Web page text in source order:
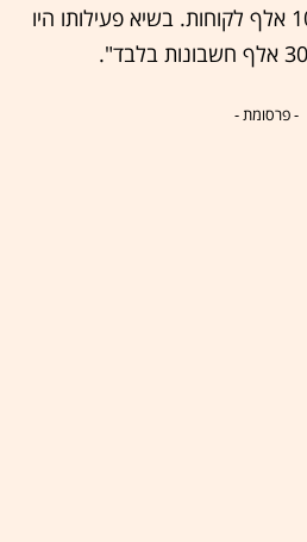
התקשורת מדברים על 100 אלף לקוחות. בשיא פעילותו היו
- פרסומת -